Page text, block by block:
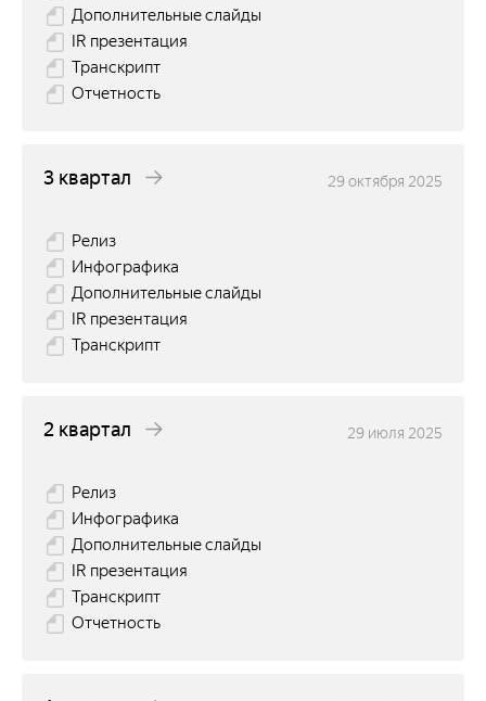
Дополнительные слайды
IR презентация
Транскрипт
Отчетность
3 квартал
Релиз
Инфографика
Дополнительные слайды
IR презентация
Транскрипт
29 октября 2025
2 квартал
Релиз
Инфографика
Дополнительные слайды
IR презентация
Транскрипт
Отчетность
29 июля 2025